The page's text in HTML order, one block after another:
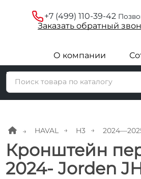
+7 (499) 110-39-42
Заказатьобратный
О компании
HAVAL H3
Кронштейн
2024- Jorden